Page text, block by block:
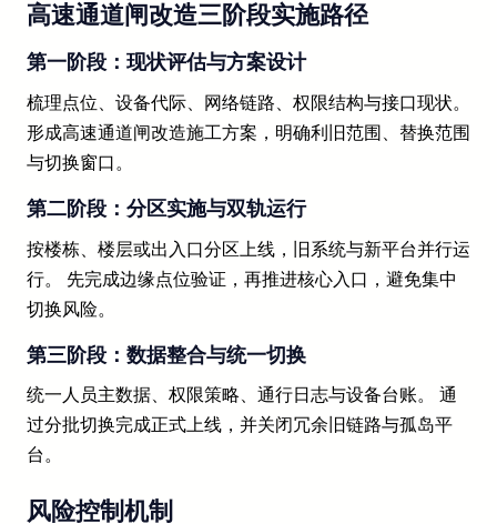
高速通道闸改造三阶段实施路径
第一阶段：现状评估与方案设计
梳理点位、设备代际、网络链路、权限结构与接口现状。
形成高速通道闸改造施工方案，明确利旧范围、替换范围
与切换窗口。
第二阶段：分区实施与双轨运行
按楼栋、楼层或出入口分区上线，旧系统与新平台并行运
行。 先完成边缘点位验证，再推进核心入口，避免集中
切换风险。
第三阶段：数据整合与统一切换
统一人员主数据、权限策略、通行日志与设备台账。 通
过分批切换完成正式上线，并关闭冗余旧链路与孤岛平
台。
风险控制机制